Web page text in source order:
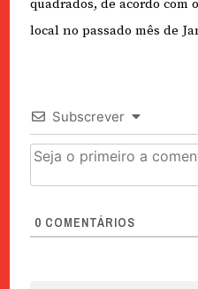
quadrados, de acordo com
local no passado mês de
Subscrever
0 COMENTÁRIOS